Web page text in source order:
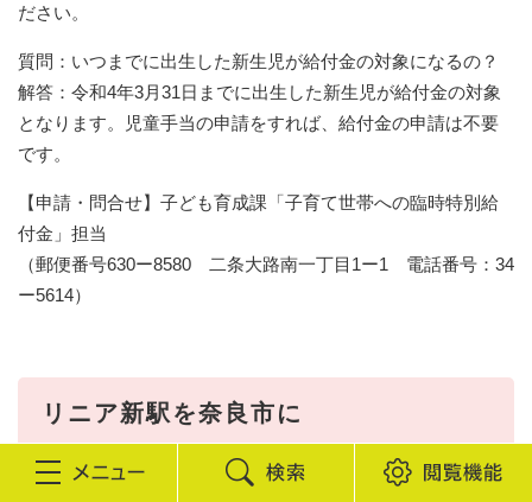
ださい。
質問：いつまでに出生した新生児が給付金の対象になるの？
解答：令和4年3月31日までに出生した新生児が給付金の対象
となります。児童手当の申請をすれば、給付金の申請は不要
です。
【申請・問合せ】子ども育成課「子育て世帯への臨時特別給
付金」担当
（郵便番号630ー8580 二条大路南一丁目1ー1 電話番号：34
ー5614）
リニア新駅を奈良市に